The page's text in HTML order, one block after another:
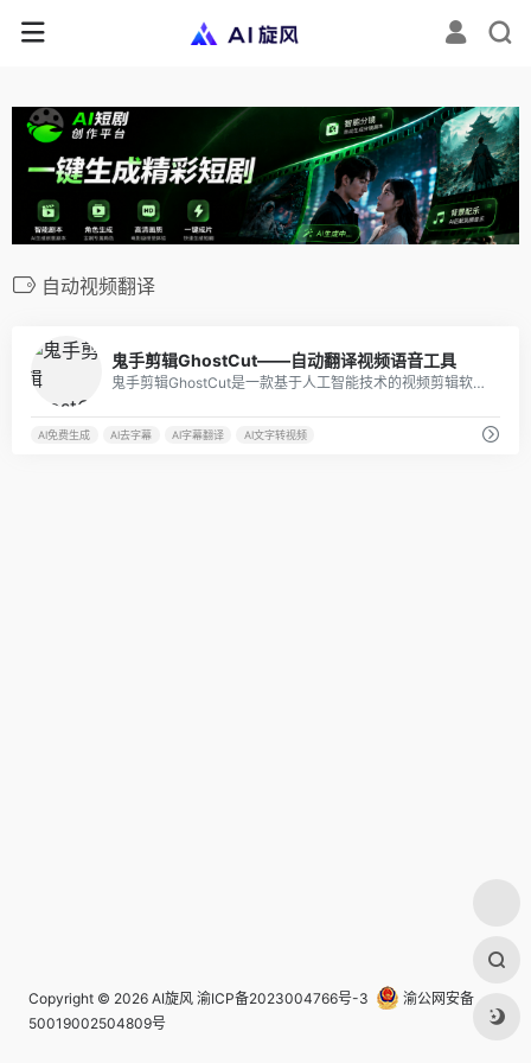
自动视频翻译
鬼手剪辑GhostCut——自动翻译视频语音工具
鬼手剪辑GhostCut是一款基于人工智能技术的视频剪辑软件，其强大的去字幕、翻译和智能视频拆解等功能使其成为市场上受欢迎的视频编辑工具之一。
AI免费生成 AI去字幕 AI字幕翻译 AI文字转视频
Copyright © 2026 AI旋风 渝ICP备2023004766号-3
渝公网安备
50019002504809号